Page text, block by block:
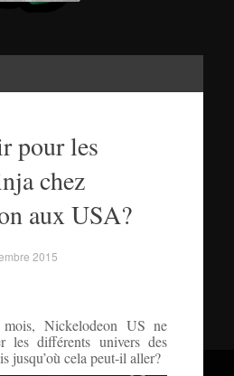
pour les
chez
aux USA?
2015
mois, Nickelodeon US ne
les différents univers des
jusqu’où cela peut-il aller?